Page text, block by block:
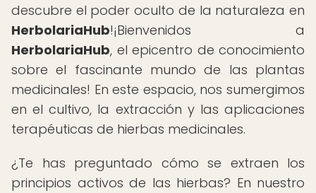
descubre el poder oculto de la naturaleza en
HerbolariaHub!¡Bienvenidos a
HerbolariaHub, el epicentro de conocimiento
sobre el fascinante mundo de las plantas
medicinales! En este espacio, nos sumergimos
en el cultivo, la extracción y las aplicaciones
terapéuticas de hierbas medicinales.
¿Te has preguntado cómo se extraen los
principios activos de las hierbas? En nuestro